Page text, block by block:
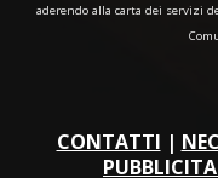
aderendo alla carta dei servizi
CONTATTI |